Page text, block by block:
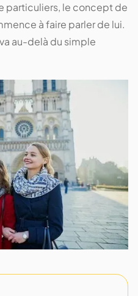
particuliers, le concept de
à faire parler de lui.
au-delà du simple